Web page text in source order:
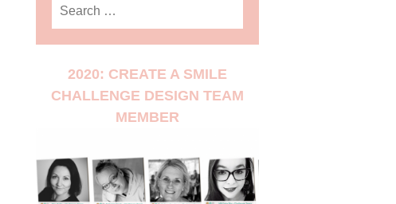
2020: CREATE A SMILE
CHALLENGE DESIGN TEAM
MEMBER